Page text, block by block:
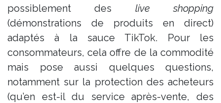
possiblement des live shopping
(démonstrations de produits en direct)
adaptés à la sauce TikTok. Pour les
consommateurs, cela offre de la commodité
mais pose aussi quelques questions,
notamment sur la protection des acheteurs
(qu’en est-il du service après-vente, des